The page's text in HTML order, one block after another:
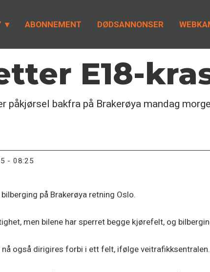
ABONNEMENT DØDSANNONSER
E18-
bakfra på Brakerøya mandag
- 08:25
på Brakerøya retning Oslo.
men bilene har sperret begge kjørefelt, og
også dirigires forbi i ett felt, ifølge veitrafikksentralen.